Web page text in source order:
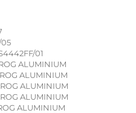
05
01
ALUMINIUM
ALUMINIUM
ALUMINIUM
ALUMINIUM
ALUMINIUM